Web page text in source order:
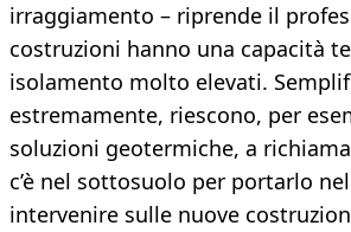
irraggiamento – riprende il
costruzioni hanno una capacità
isolamento molto elevati.
estremamente, riescono, per
soluzioni geotermiche, a
c’è nel sottosuolo per portarlo
intervenire sulle nuove